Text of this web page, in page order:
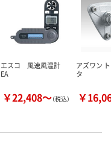
エスコ 風速風温計
EA
￥22,408～（税込）
アズワン
タ
￥